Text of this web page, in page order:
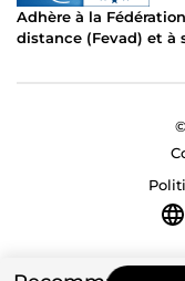
Adhère à la
distance (Fevad) et à